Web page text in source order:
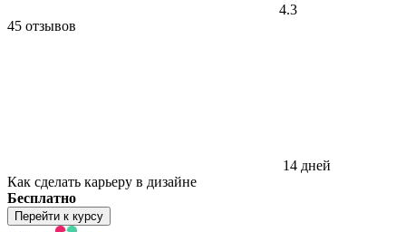
4.3
45 отзывов
14 дней
Как сделать карьеру в дизайне
Бесплатно
Перейти к курсу